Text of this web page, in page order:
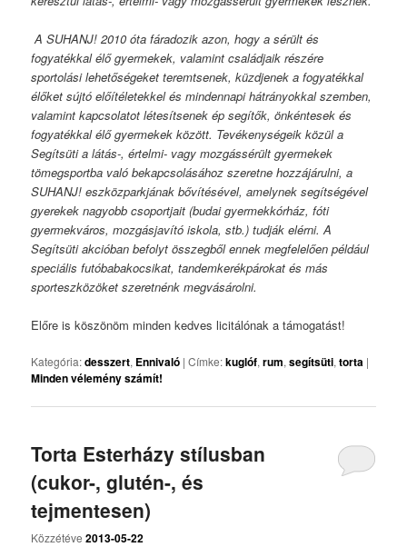
A SUHANJ! 2010 óta fáradozik azon, hogy a sérült és
fogyatékkal élő gyermekek, valamint családjaik részére
sportolási lehetőségeket teremtsenek, küzdjenek a fogyatékkal
élőket sújtó előítéletekkel és mindennapi hátrányokkal szemben,
valamint kapcsolatot létesítsenek ép segítők, önkéntesek és
fogyatékkal élő gyermekek között. Tevékenységeik közül a
Segítsüti a látás-, értelmi- vagy mozgássérült gyermekek
tömegsportba való bekapcsolásához szeretne hozzájárulni, a
SUHANJ! eszközparkjának bővítésével, amelynek segítségével
gyerekek nagyobb csoportjait (budai gyermekkórház, fóti
gyermekváros, mozgásjavító iskola, stb.) tudják elérni. A
Segítsüti akcióban befolyt összegből ennek megfelelően például
speciális futóbabakocsikat, tandemkerékpárokat és más
sporteszközöket szeretnénk megvásárolni.
Előre is köszönöm minden kedves licitálónak a támogatást!
Kategória:desszert, Ennivaló |Címke:kuglóf,rum,segítsüti,torta |
Minden vélemény számít!
Torta Esterházy stílusban
(cukor-, glutén-, és
tejmentesen)
Közzétéve2013-05-22